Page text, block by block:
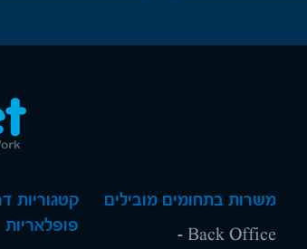
משרות בתחומים מובילים
Back Office -
קטגוריות
פופלאריות